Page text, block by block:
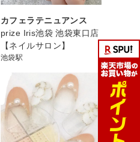
カフェラテニュアンス
prize Iris池袋 池袋東口店
【ネイルサロン】
池袋駅